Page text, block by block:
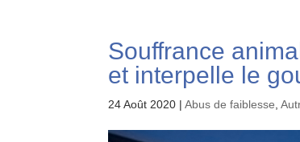
Souffrance
et interpelle le
24 Août 2020 |Abus de faiblesse ,